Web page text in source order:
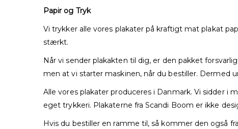
Papir og Tryk
Vi trykker alle vores plakater på kraftigt mat plakat
stærkt.
Når vi sender plakakten til dig, er den pakket
men at vi starter maskinen, når du bestiller. Dermed
Alle vores plakater produceres i Danmark. Vi sidder
eget trykkeri. Plakaterne fra Scandi Boom er ikke
Hvis du bestiller en ramme til, så kommer den også